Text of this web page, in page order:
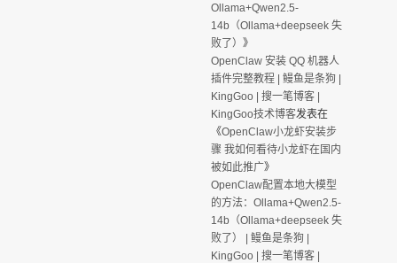
Ollama+Qwen2.5-
14b（Ollama+deepseek 失
败了）
》
OpenClaw 安装 QQ 机器人
插件完整教程 | 鳗鱼是条狗 |
KingGoo | 搜一笔博客 |
KingGoo技术博客发表在
《OpenClaw小龙虾安装步
骤 我如何看待小龙虾在国内
被如此推广》
OpenClaw配置本地大模型
的方法：Ollama+Qwen2.5-
14b（Ollama+deepseek 失
败了） | 鳗鱼是条狗 |
KingGoo | 搜一笔博客 |